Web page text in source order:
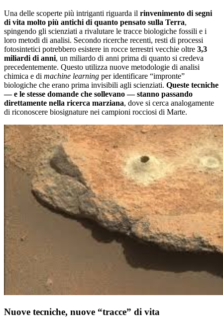
Una delle scoperte più intriganti riguarda il rinvenimento di segni
di vita molto più antichi di quanto pensato sulla Terra,
spingendo gli scienziati a rivalutare le tracce biologiche fossili e i
loro metodi di analisi. Secondo ricerche recenti, resti di processi
fotosintetici potrebbero esistere in rocce terrestri vecchie oltre 3,3
miliardi di anni, un miliardo di anni prima di quanto si credeva
precedentemente. Questo utilizza nuove metodologie di analisi
chimica e di machine learning per identificare “impronte”
biologiche che erano prima invisibili agli scienziati. Queste tecniche
— e le stesse domande che sollevano — stanno passando
direttamente nella ricerca marziana, dove si cerca analogamente
di riconoscere biosignature nei campioni rocciosi di Marte.
Nuove tecniche, nuove “tracce” di vita